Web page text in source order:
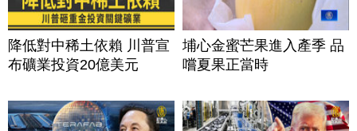
降低對中稀土依賴 川普宣
布礦業投資20億美元
埔心金蜜芒果進入產季 品
嚐夏果正當時